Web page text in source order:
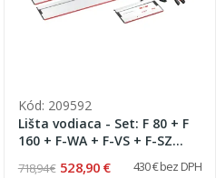
Kód: 209592
Lišta vodiaca - Set: F 80 + F
160 + F-WA + F-VS + F-SZ
180MM + púzdro na lištu
718,94 € 528,90 € 430 € bez DPH